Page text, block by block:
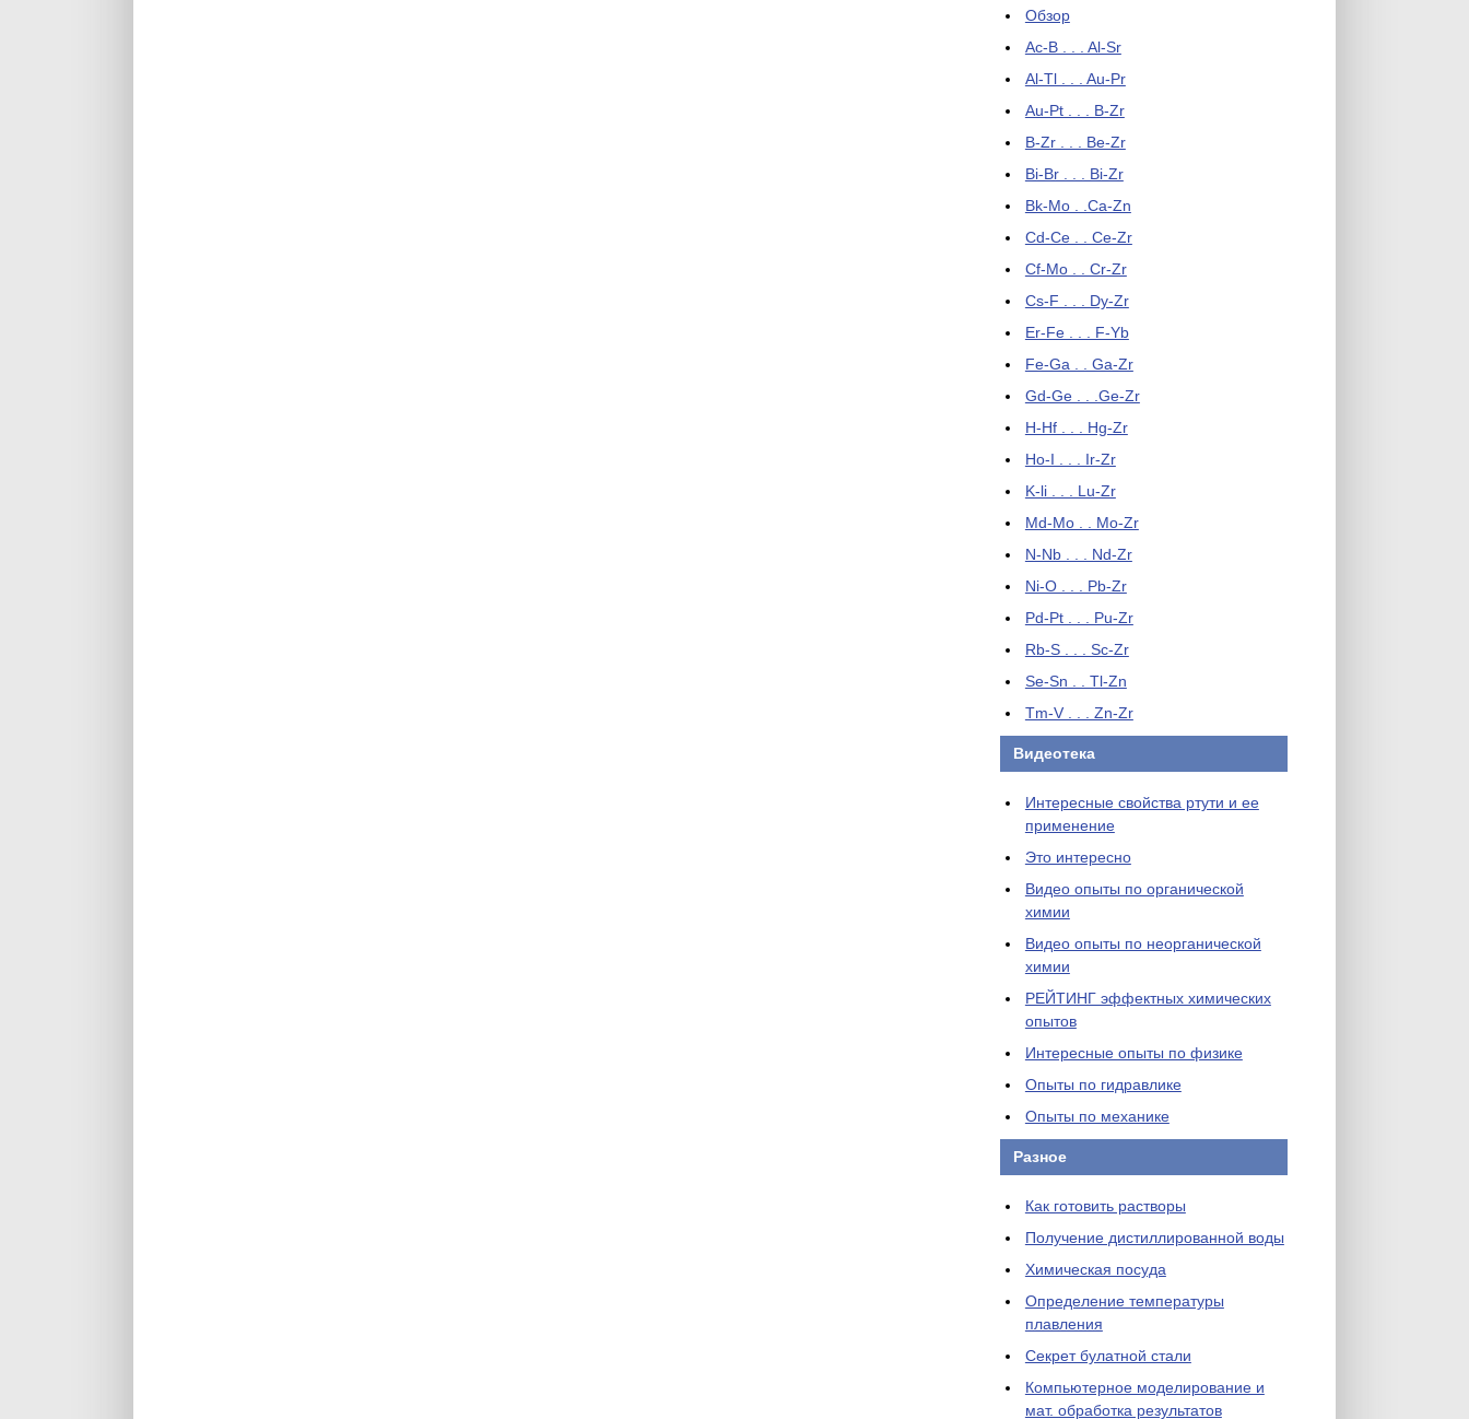
Обзор
Ac-B . . . Al-Sr
Al-Tl . . . Au-Pr
Au-Pt . . . B-Zr
B-Zr . . . Be-Zr
Bi-Br . . . Bi-Zr
Bk-Mo . .Ca-Zn
Cd-Ce . . Ce-Zr
Cf-Mo . . Cr-Zr
Cs-F . . . Dy-Zr
Er-Fe . . . F-Yb
Fe-Ga . . Ga-Zr
Gd-Ge . . .Ge-Zr
H-Hf . . . Hg-Zr
Ho-I . . . Ir-Zr
K-li . . . Lu-Zr
Md-Mo . . Mo-Zr
N-Nb . . . Nd-Zr
Ni-O . . . Pb-Zr
Pd-Pt . . . Pu-Zr
Rb-S . . . Sc-Zr
Se-Sn . . Tl-Zn
Tm-V . . . Zn-Zr
Видеотека
Интересные свойства ртути и ее
применение
Это интересно
Видео опыты по органической
химии
Видео опыты по неорганической
химии
РЕЙТИНГ эффектных химических
опытов
Интересные опыты по физике
Опыты по гидравлике
Опыты по механике
Разное
Как готовить растворы
Получение дистиллированной воды
Химическая посуда
Определение температуры
плавления
Секрет булатной стали
Компьютерное моделирование и
мат. обработка результатов